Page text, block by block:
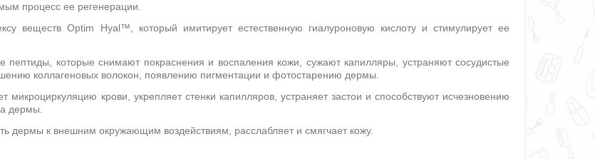
процесс ее регенерации.
веществ Optim Hyal™, который имитирует естественную гиалуроновую кислоту и стимулирует ее
которые снимают покраснения и воспаления кожи, сужают капилляры, устраняют сосудистые
коллагеновых волокон, появлению пигментации и фотостарению дермы.
микроциркуляцию крови, укрепляет стенки капилляров, устраняет застои и способствуют исчезновению
дермы.
дермы к внешним окружающим воздействиям, расслабляет и смягчает кожу.